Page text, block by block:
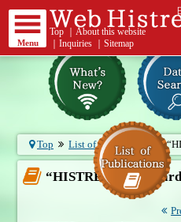
Menu
Top ｜About this website
｜Inquiries ｜Sitemap
Top List of publications
“HISTREET”